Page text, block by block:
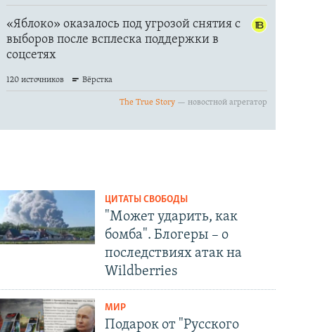
ЦИТАТЫ СВОБОДЫ
"Может ударить, как
бомба". Блогеры – о
последствиях атак на
Wildberries
МИР
Подарок от "Русского